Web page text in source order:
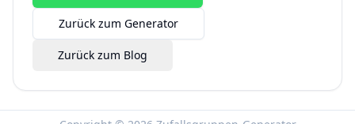
Zurück zum Generator
Zurück zum Blog